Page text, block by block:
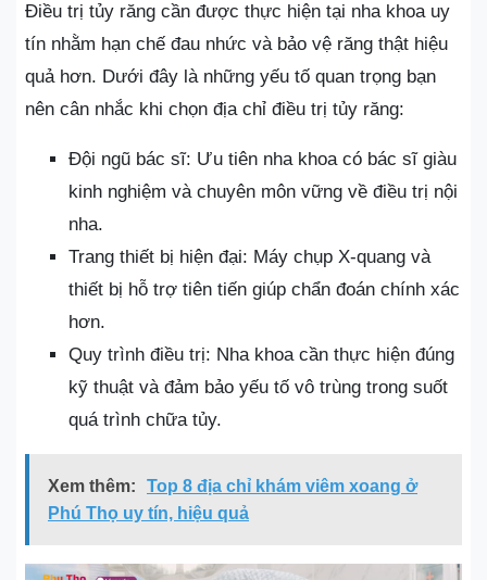
Điều trị tủy răng cần được thực hiện tại nha khoa uy
tín nhằm hạn chế đau nhức và bảo vệ răng thật hiệu
quả hơn. Dưới đây là những yếu tố quan trọng bạn
nên cân nhắc khi chọn địa chỉ điều trị tủy răng:
Đội ngũ bác sĩ: Ưu tiên nha khoa có bác sĩ giàu
kinh nghiệm và chuyên môn vững về điều trị nội
nha.
Trang thiết bị hiện đại: Máy chụp X-quang và
thiết bị hỗ trợ tiên tiến giúp chẩn đoán chính xác
hơn.
Quy trình điều trị: Nha khoa cần thực hiện đúng
kỹ thuật và đảm bảo yếu tố vô trùng trong suốt
quá trình chữa tủy.
Xem thêm:
Top 8 địa chỉ khám viêm xoang ở
Phú Thọ uy tín, hiệu quả